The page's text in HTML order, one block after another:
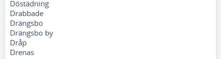
Döstädning
Drabbade
Drängsbo
Drängsbo by
Dråp
Drenas